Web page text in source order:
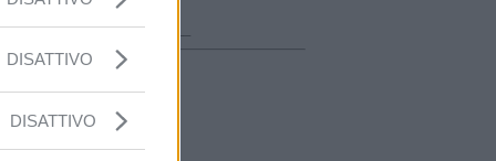
DISATTIVO
DISATTIVO
ora in onda
________________